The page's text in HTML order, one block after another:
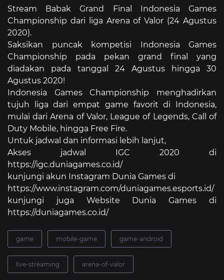
Stream Babak Grand Final Indonesia Games
Championship dari liga Arena of Valor (24 Agustus
2020).
Saksikan puncak kompetisi Indonesia Games
Championship pada pekan grand final yang
diadakan pada tanggal 24 Agustus hingga 30
Agustus 2020!
Indonesia Games Championship menghadirkan
tujuh liga dari empat game favorit di Indonesia,
mulai dari Arena of Valor, League of Legends, Call of
Duty Mobile, hingga Free Fire.
Untuk jadwal dan informasi lebih lanjut,
Akses jadwal IGC 2020 di
https://igc.duniagames.co.id/
kunjungi akun Instagram Dunia Games di
https://www.instagram.com/duniagames.esports.id/
kunjungi juga Website Dunia Games di
https://duniagames.co.id/
game mobile-game game-android
live-streaming arena-of-valor